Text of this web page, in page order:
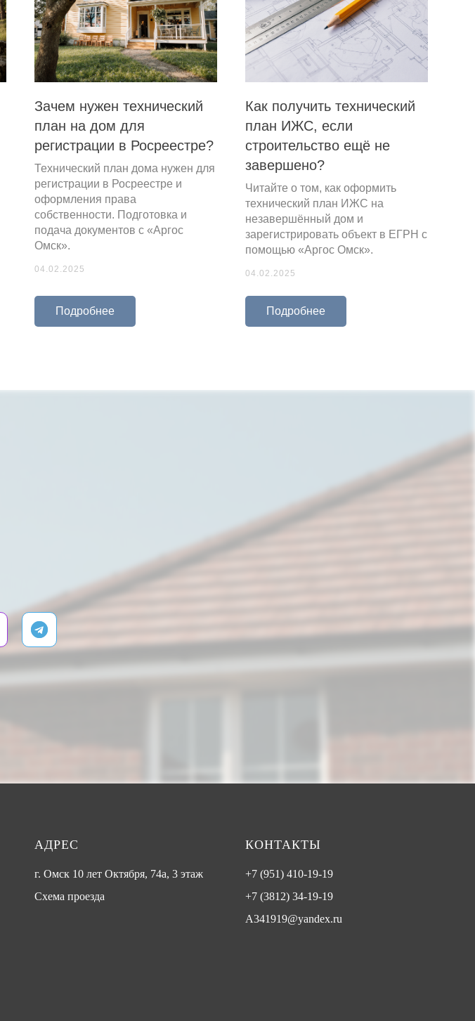
Зачем нужен технический
план на дом для
регистрации в Росреестре?
Технический план дома нужен для
регистрации в Росреестре и
оформления права
собственности. Подготовка и
подача документов с «Аргос
Омск».
04.02.2025
Подробнее
Как получить технический
план ИЖС, если
строительство ещё не
завершено?
Читайте о том, как оформить
технический план ИЖС на
незавершённый дом и
зарегистрировать объект в ЕГРН с
помощью «Аргос Омск».
04.02.2025
Подробнее
АДРЕС
г. Омск 10 лет Октября, 74а, 3 этаж
Схема проезда
КОНТАКТЫ
+7 (951) 410-19-19
+7 (3812) 34-19-19
A341919@yandex.ru